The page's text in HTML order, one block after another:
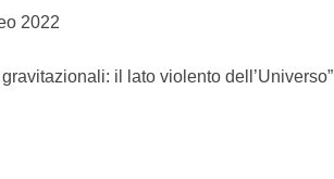
2022
il lato violento dell’Universo”